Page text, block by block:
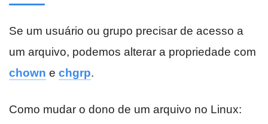
Se um usuário ou grupo precisar de acesso a
um arquivo, podemos alterar a propriedade com
chown e chgrp.
Como mudar o dono de um arquivo no Linux: